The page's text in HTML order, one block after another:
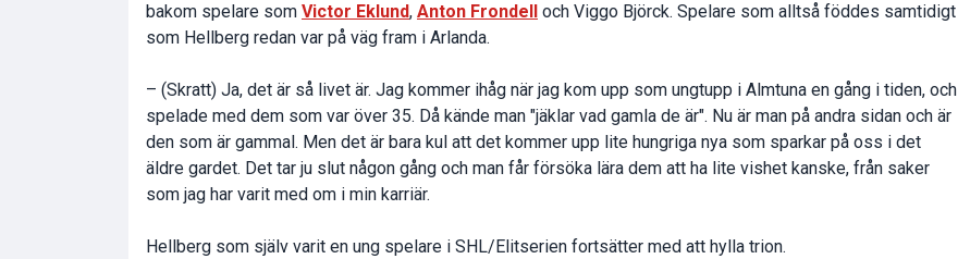
bakom spelare som Victor Eklund, Anton Frondell
och Viggo Björck. Spelare som alltså föddes samtidigt
som Hellberg redan var på väg fram i Arlanda.
– (Skratt) Ja, det är så livet är. Jag kommer ihåg när jag kom upp som ungtupp i Almtuna en gång i tiden, och
spelade med dem som var över 35. Då kände man "jäklar vad gamla de är". Nu är man på andra sidan och är
den som är gammal. Men det är bara kul att det kommer upp lite hungriga nya som sparkar på oss i det
äldre gardet. Det tar ju slut någon gång och man får försöka lära dem att ha lite vishet kanske, från saker
som jag har varit med om i min karriär.
Hellberg som själv varit en ung spelare i SHL/Elitserien fortsätter med att hylla trion.